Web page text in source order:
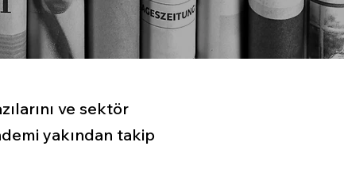
ve sektör
yakından takip